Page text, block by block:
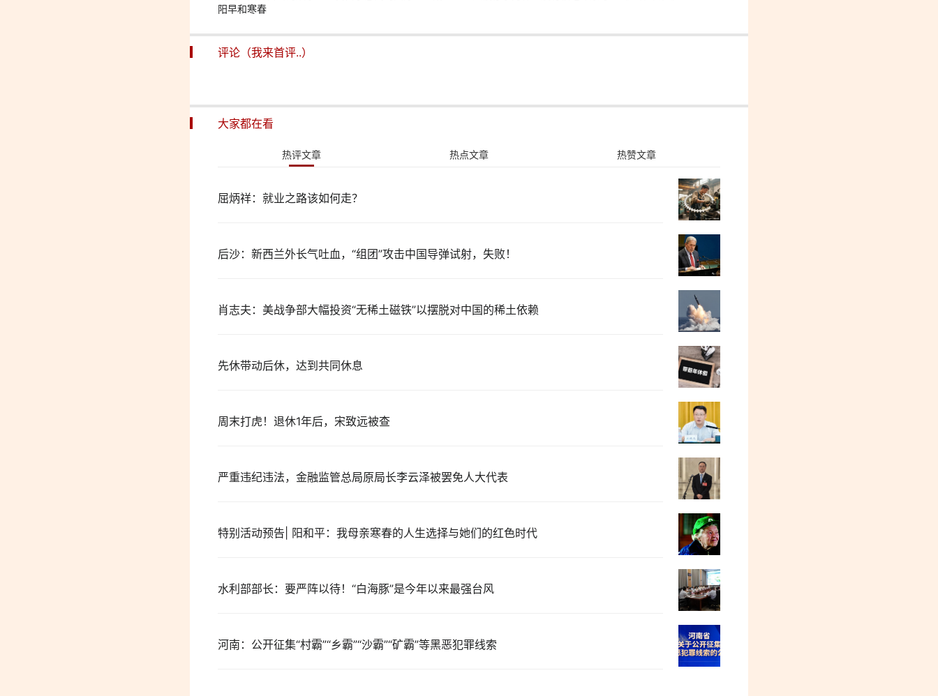
阳早和寒春
评论（我来首评..）
大家都在看
热评文章 热点文章 热赞文章
屈炳祥：就业之路该如何走？
后沙：新西兰外长气吐血，“组团”攻击中国导弹试射，失败！
肖志夫：美战争部大幅投资“无稀土磁铁”以摆脱对中国的稀土依赖
先休带动后休，达到共同休息
周末打虎！退休1年后，宋致远被查
严重违纪违法，金融监管总局原局长李云泽被罢免人大代表
特别活动预告| 阳和平：我母亲寒春的人生选择与她们的红色时代
水利部部长：要严阵以待！“白海豚”是今年以来最强台风
河南：公开征集“村霸”“乡霸”“沙霸”“矿霸”等黑恶犯罪线索